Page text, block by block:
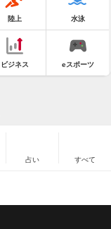
陸上 水泳
ビジネス eスポーツ
占い すべて